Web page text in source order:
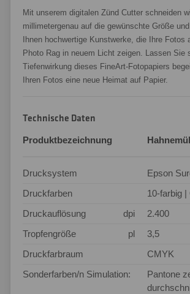
Mit unserem digitalen Zünd Cutter schneiden
millimetergenau auf die gewünschte Größe
Ihnen hochwertige Kunstwerke, die Ihre Fotos
Photo Rag in neuem Licht zeigen. Lassen Sie
Tiefenwirkung dieses FineArt-Fotopapiers
Ihren Fotos eine neue Heimat auf Papier.
Technische Daten
Produktbezeichnung
Drucksystem
Epson
Druckfarben
10-farbig
Druckauflösung
dpi
2.400
Tropfengröße
pl
3,5
Druckfarbraum
CMYK
Sonderfarben/n Simulation:
Pantone